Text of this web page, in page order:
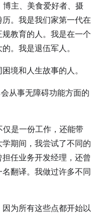
博主、美食爱好者、摄
。我是我们家第一代在
教育的人。我是在一个
。我是退伍军人。
境和人生故事的人。
从事无障碍功能方面的
仅是一份工作，还能带
期间，我尝试了不同的
任业务开发经理，还曾
翻译。我做过许多不同
为所有这些点都开始以